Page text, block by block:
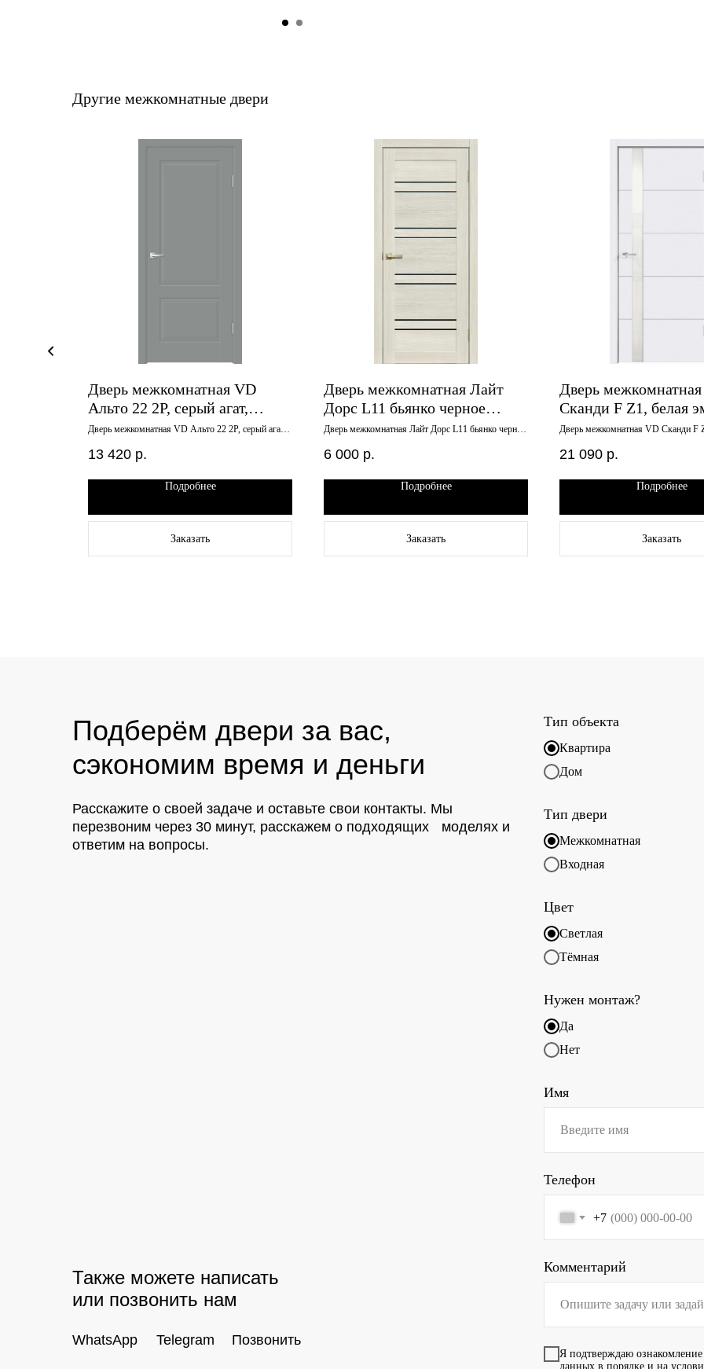
Другие межкомнатные двери
Дверь межкомнатная VD
Альто 22 2P, серый агат,
800х2000, глухое, фигурная
филенка
Дверь межкомнатная VD Альто 22 2P, серый агат,
13 420 р.
Подробнее
Заказать
Дверь межкомнатная Лайт
Дорс L11 бьянко черное
стекло 600х2000
Дверь межкомнатная Лайт Дорс L11 бьянко черное
6 000 р.
Подробнее
Заказать
Дверь
Сканди F Z1, белая
800х2000, лакобель
Дверь межкомнатная VD Сканди F
21 090 р.
Подробнее
Заказать
Тип объекта
Квартира
Дом
Тип двери
Межкомнатная
Входная
Цвет
Светлая
Тёмная
Нужен монтаж?
Да
Нет
Имя
Телефон
+7
Комментарий
Я подтверждаю ознакомление
данных в порядке и на
Позвонить
Telegram
WhatsApp
Также можете написать
или позвонить нам
Расскажите о своей задаче и оставьте свои контакты. Мы
перезвоним через 30 минут, расскажем о подходящих моделях и
ответим на вопросы.
Подберём двери за вас,
сэкономим время и деньги